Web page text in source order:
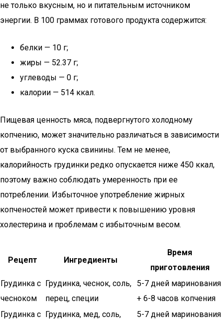
не только вкусным, но и питательным источником
энергии. В 100 граммах готового продукта содержится:
белки — 10 г;
жиры — 52.37 г;
углеводы — 0 г;
калории — 514 ккал.
Пищевая ценность мяса, подвергнутого холодному
копчению, может значительно различаться в зависимости
от выбранного куска свинины. Тем не менее,
калорийность грудинки редко опускается ниже 450 ккал,
поэтому важно соблюдать умеренность при ее
потреблении. Избыточное употребление жирных
копченостей может привести к повышению уровня
холестерина и проблемам с избыточным весом.
Рецепт Ингредиенты
Время
приготовления
Грудинка с
чесноком
Грудинка, чеснок, соль,
перец, специи
5-7 дней маринования
+ 6-8 часов копчения
Грудинка с Грудинка, мед, соль,
5-7 дней маринования